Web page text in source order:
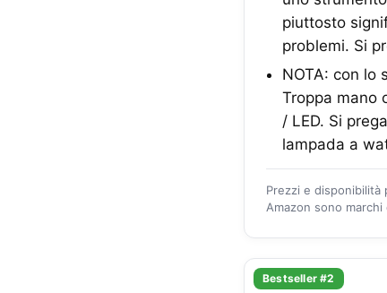
piuttosto
problemi. Si
NOTA: con lo
Troppa mano
/ LED. Si
lampada a
Prezzi e disponibilità
Amazon sono
Bestseller #2